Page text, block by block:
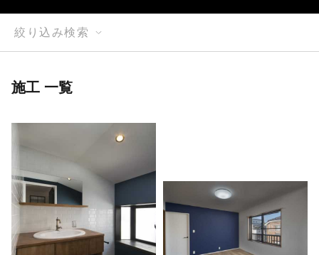
絞り込み検索
施工 一覧